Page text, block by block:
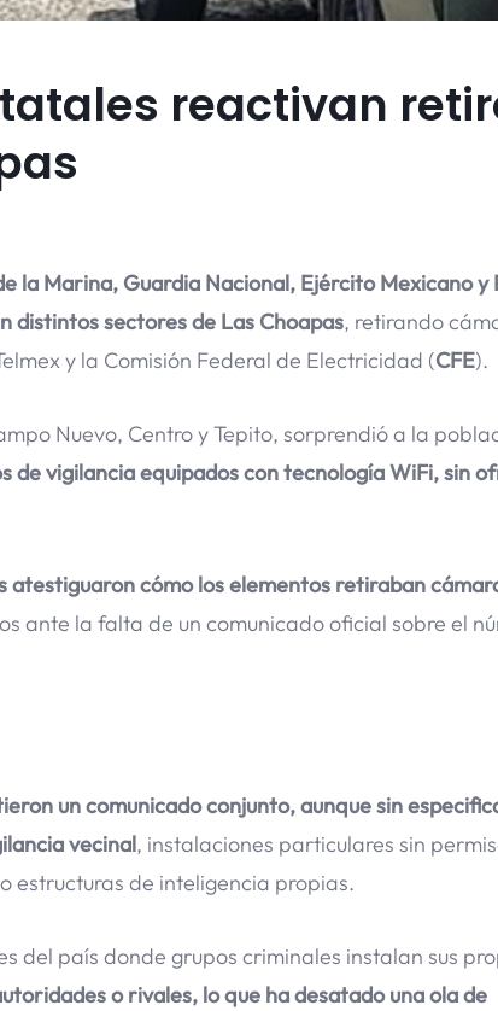
reactivan
la Marina, Guardia Nacional, Ejército Mexicano y
distintos sectores de Las Choapas, retirando
y la Comisión Federal de Electricidad (CFE).
Nuevo, Centro y Tepito, sorprendió a la
vigilancia equipados con tecnología WiFi, sin
atestiguaron cómo los elementos retiraban
ante la falta de un comunicado oficial sobre el
un comunicado conjunto, aunque sin
vecinal, instalaciones particulares sin
estructuras de inteligencia propias.
del país donde grupos criminales instalan sus
o rivales, lo que ha desatado una ola de